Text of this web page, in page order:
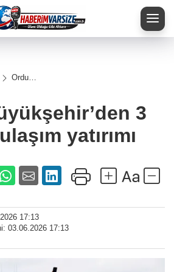
Ordu
yatırımı
3
yatırımı
17:13
03.06.2026 17:13